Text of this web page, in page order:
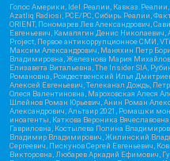
Голос Америки, Idel.Реалии,
Azatliq Radiosi, PCE/PC, Сибирь.Реалии,
ORIENT, Пономарев Лев Александрович,
Евгеньевич, Камалягин Денис Николаевич,
Project, Первое антикоррупционное СМИ,
Максим Александрович, Маняхин Петр
Владимировна, Железнова Мария
Елизавета Витальевна, The Insider SIA,
Романовна, Рождественский Илья
Алексей Евгеньевич, Телеканал Дождь,
Олеся Валентиновна, Мароховская Алеся
Шлейнов Роман Юрьевич, Анин Роман
Александрович, Альтаир 2021, Ромашки
иноагенты, Каткова Вероника
Гавриловна, Костылева Полина
Владимир Владимирович, Жилинский
Сергеевич, Пискунов Сергей Евгеньевич,
Викторовна, Любарев Аркадий Ефимович,